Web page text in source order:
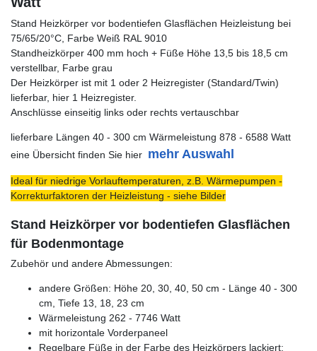
Stand Heizkörper vor bodentiefen Glasflächen Heizleistung bei
75/65/20°C, Farbe Weiß RAL 9010
Standheizkörper 400 mm hoch + Füße Höhe 13,5 bis 18,5 cm
verstellbar, Farbe grau
Der Heizkörper ist mit 1 oder 2 Heizregister (Standard/Twin)
lieferbar, hier 1 Heizregister.
Anschlüsse einseitig links oder rechts vertauschbar
lieferbare Längen 40 - 300 cm Wärmeleistung 878 - 6588 Watt
eine Übersicht finden Sie hier mehr Auswahl
Ideal für niedrige Vorlauftemperaturen, z.B. Wärmepumpen -
Korrekturfaktoren der Heizleistung - siehe Bilder
Stand Heizkörper vor bodentiefen Glasflächen
für Bodenmontage
Zubehör und andere Abmessungen:
andere Größen: Höhe 20, 30, 40, 50 cm - Länge 40 - 300
cm, Tiefe 13, 18, 23 cm
Wärmeleistung 262 - 7746 Watt
mit horizontale Vorderpaneel
Regelbare Füße in der Farbe des Heizkörpers lackiert: